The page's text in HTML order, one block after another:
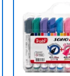
multiple
variants.
options